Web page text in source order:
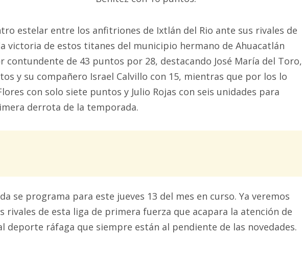
estelar entre los anfitriones de Ixtlán del Rio ante sus rivales de
victoria de estos titanes del municipio hermano de Ahuacatlán
contundente de 43 puntos por 28, destacando José María del Toro,
y su compañero Israel Calvillo con 15, mientras que por los lo
con solo siete puntos y Julio Rojas con seis unidades para
derrota de la temporada.
se programa para este jueves 13 del mes en curso. Ya veremos
rivales de esta liga de primera fuerza que acapara la atención de
deporte ráfaga que siempre están al pendiente de las novedades.